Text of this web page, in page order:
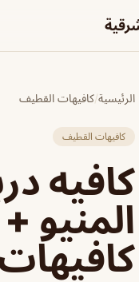
الرئيسية/كافيهات القطيف
كافيهات القطيف
كافيه
المنيو